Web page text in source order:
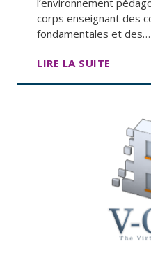
l’environnement
corps enseignant des
fondamentales et des…
LIRE LA SUITE